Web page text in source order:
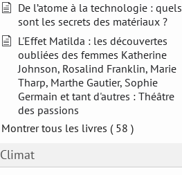
De l’atome à la technologie : quels
sont les secrets des matériaux ?
L'Effet Matilda : les découvertes
oubliées des femmes Katherine
Johnson, Rosalind Franklin, Marie
Tharp, Marthe Gautier, Sophie
Germain et tant d'autres : Théâtre
des passions
Montrer tous les livres ( 58 )
Climat